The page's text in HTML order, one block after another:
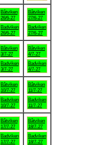
Båtviken
26/6-27
Badviken
26/6-27
Båtviken
27/6-27
Badviken
27/6-27
Båtviken
3/7-27
Badviken
3/7-27
Båtviken
4/7-27
Badviken
4/7-27
Båtviken
10/7-27
Badviken
10/7-27
Båtviken
11/7-27
Badviken
11/7-27
Båtviken
17/7-27
Badviken
17/7-27
Båtviken
18/7-27
Badviken
18/7-27